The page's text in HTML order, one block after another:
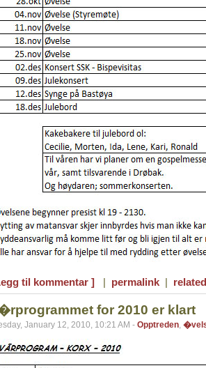
til kommentar ] | permalink |
for 2010 er klart
January 12, 2010, 10:21 AM - Opptreden,